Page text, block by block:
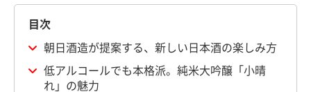
目次
朝日酒造が提案する、新しい日本酒の楽しみ方
低アルコールでも本格派。純米大吟醸「小晴
れ」の魅力